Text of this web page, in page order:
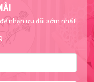
nhận ưu đãi sớm nhất!